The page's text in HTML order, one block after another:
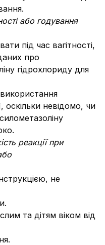
або годування
під час вагітності,
про
гідрохлориду для
оскільки невідомо, чи
реакції при
не
та дітям віком від